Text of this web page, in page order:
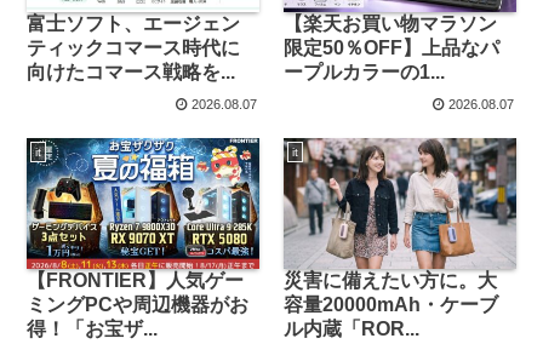
富士ソフト、エージェン
ティックコマース時代に
向けたコマース戦略を...
2026.08.07
【楽天お買い物マラソン
限定50％OFF】上品なパ
ープルカラーの1...
2026.08.07
it
【FRONTIER】人気ゲー
ミングPCや周辺機器がお
得！「お宝ザ...
it
災害に備えたい方に。大
容量20000mAh・ケーブ
ル内蔵「ROR...